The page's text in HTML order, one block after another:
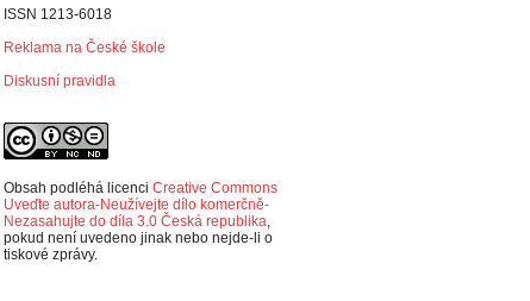
ISSN 1213-6018
Reklama na České škole
Diskusní pravidla
Obsah podléhá licenci Creative Commons
Uveďte autora-Neužívejte dílo komerčně-
Nezasahujte do díla 3.0 Česká republika,
pokud není uvedeno jinak nebo nejde-li o
tiskové zprávy.